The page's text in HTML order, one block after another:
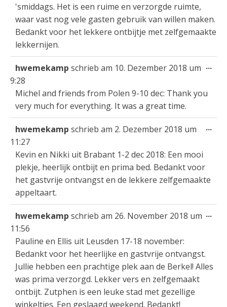
'smiddags. Het is een ruime en verzorgde ruimte,
waar vast nog vele gasten gebruik van willen maken.
Bedankt voor het lekkere ontbijtje met zelfgemaakte
lekkernijen.
hwemekamp schrieb am 10. Dezember 2018 um
9:28
Michel and friends from Polen 9-10 dec: Thank you
very much for everything. It was a great time.
...
hwemekamp schrieb am 2. Dezember 2018 um
11:27
Kevin en Nikki uit Brabant 1-2 dec 2018: Een mooi
plekje, heerlijk ontbijt en prima bed. Bedankt voor
het gastvrije ontvangst en de lekkere zelfgemaakte
appeltaart.
...
hwemekamp schrieb am 26. November 2018 um
11:56
Pauline en Ellis uit Leusden 17-18 november:
Bedankt voor het heerlijke en gastvrije ontvangst.
Jullie hebben een prachtige plek aan de Berkel! Alles
was prima verzorgd. Lekker vers en zelfgemaakt
ontbijt. Zutphen is een leuke stad met gezellige
winkeltjes. Een geslaagd weekend. Bedankt!
...